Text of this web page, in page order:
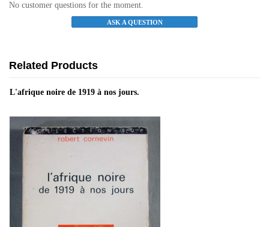
No customer questions for the moment.
ASK A QUESTION
Related Products
L'afrique noire de 1919 à nos jours.